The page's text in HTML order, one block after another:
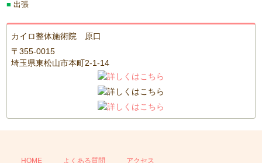
■ 出張
カイロ整体施術院 原口
〒355-0015
埼玉県東松山市本町2-1-14
HOME よくある質問 アクセス